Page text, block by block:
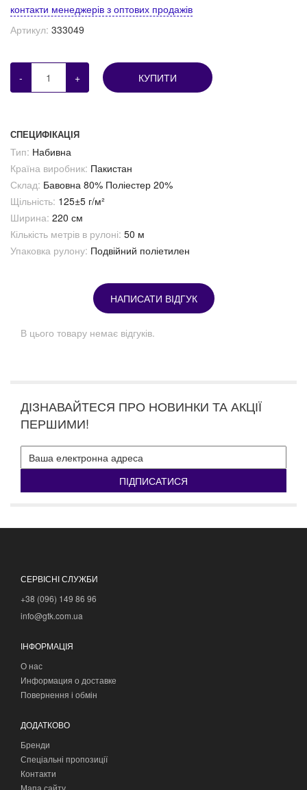
контакти менеджерів з оптових продажів
Артикул: 333049
- + КУПИТИ
СПЕЦИФІКАЦІЯ
Тип: Набивна
Країна виробник: Пакистан
Склад: Бавовна 80% Поліестер 20%
Щільність: 125±5 г/м²
Ширина: 220 см
Кількість метрів в рулоні: 50 м
Упаковка рулону: Подвійний поліетилен
НАПИСАТИ ВІДГУК
В цього товару немає відгуків.
ДІЗНАВАЙТЕСЯ ПРО НОВИНКИ ТА АКЦІЇ
ПЕРШИМИ!
ПІДПИСАТИСЯ
СЕРВІСНІ СЛУЖБИ
+38 (096) 149 86 96
info@gtk.com.ua
ІНФОРМАЦІЯ
О нас
Информация о доставке
Повернення і обмін
ДОДАТКОВО
Бренди
Спеціальні пропозиції
Контакти